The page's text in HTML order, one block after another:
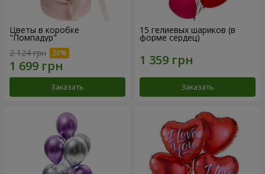
Цветы в коробке
"Помпадур"
2 124 грн
Заказать
15 гелиевых шариков (в
форме сердец)
Заказать